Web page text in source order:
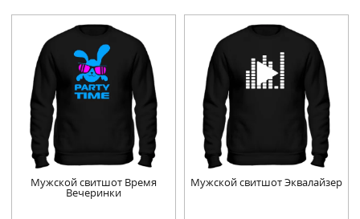
Мужской свитшот Время
Вечеринки
Мужской свитшот Эквалайзер